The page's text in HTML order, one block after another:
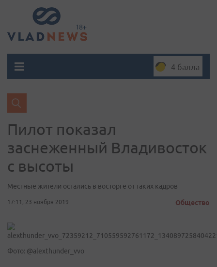
4 балла
Пилот показал
заснеженный Владивосток
с высоты
Местные жители остались в восторге от таких кадров
17:11, 23 ноября 2019 Общество
Фото: @alexthunder_vvo